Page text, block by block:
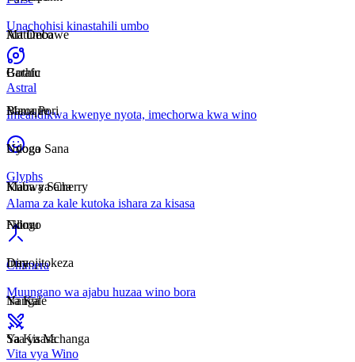
Matumbawe
Barafu
Maua Pori
Uyoga
Maua ya Cherry
Filimu
Dira
Nanga
Saa ya Mchanga
Art Deco
Gothic
Baroque
Ndogo Sana
Kubwa Sana
Ndogo
Inayojitokeza
Ya Kale
Ya Kisasa
Unachohisi kinastahili umbo
Astral
Imeandikwa kwenye nyota, imechorwa kwa wino
Glyphs
Alama za kale kutoka ishara za kisasa
Chimera
Muungano wa ajabu huzaa wino bora
Vita vya Wino